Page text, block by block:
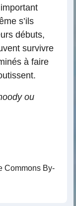
s’ils
débuts,
survivre
à faire
ou
Commons By-